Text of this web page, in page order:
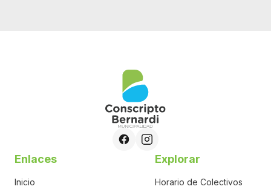
Enlaces
Inicio
Explorar
Horario de Colectivos